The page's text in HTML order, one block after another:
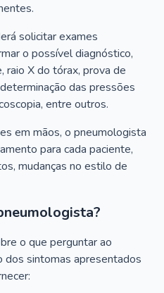
solicitar exames
o possível diagnóstico,
raio X do tórax, prova de
das pressões
entre outros.
em mãos, o pneumologista
para cada paciente,
mudanças no estilo de
o que perguntar ao
sintomas apresentados